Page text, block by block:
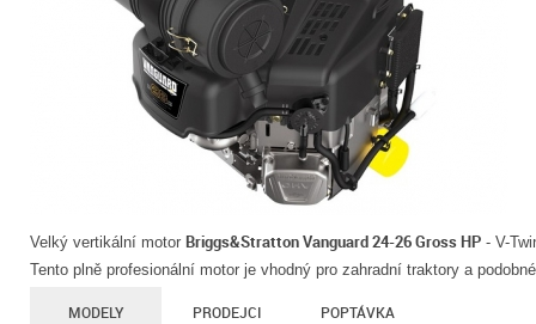
Velký vertikální motor Briggs&Stratton Vanguard 24-26 Gross HP - V-
Tento plně profesionální motor je vhodný pro zahradní traktory a
MODELY PRODEJCI POPTÁVKA